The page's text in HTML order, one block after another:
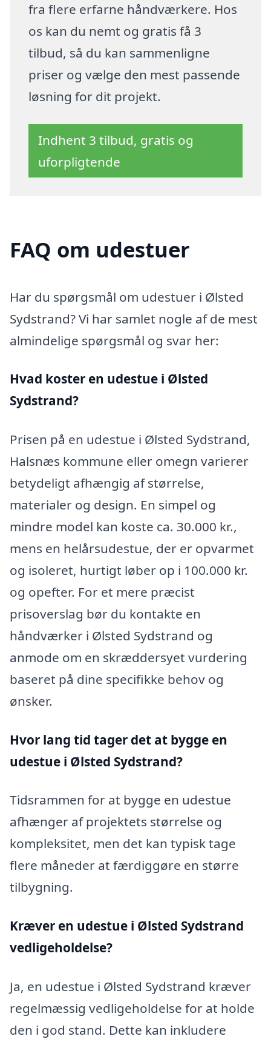
fra flere erfarne håndværkere. Hos
os kan du nemt og gratis få 3
tilbud, så du kan sammenligne
priser og vælge den mest passende
løsning for dit projekt.
Indhent 3 tilbud, gratis og
uforpligtende
FAQ om udestuer
Har du spørgsmål om udestuer i Ølsted
Sydstrand? Vi har samlet nogle af de mest
almindelige spørgsmål og svar her:
Hvad koster en udestue i Ølsted
Sydstrand?
Prisen på en udestue i Ølsted Sydstrand,
Halsnæs kommune eller omegn varierer
betydeligt afhængig af størrelse,
materialer og design. En simpel og
mindre model kan koste ca. 30.000 kr.,
mens en helårsudestue, der er opvarmet
og isoleret, hurtigt løber op i 100.000 kr.
og opefter. For et mere præcist
prisoverslag bør du kontakte en
håndværker i Ølsted Sydstrand og
anmode om en skræddersyet vurdering
baseret på dine specifikke behov og
ønsker.
Hvor lang tid tager det at bygge en
udestue i Ølsted Sydstrand?
Tidsrammen for at bygge en udestue
afhænger af projektets størrelse og
kompleksitet, men det kan typisk tage
flere måneder at færdiggøre en større
tilbygning.
Kræver en udestue i Ølsted Sydstrand
vedligeholdelse?
Ja, en udestue i Ølsted Sydstrand kræver
regelmæssig vedligeholdelse for at holde
den i god stand. Dette kan inkludere